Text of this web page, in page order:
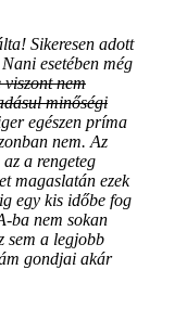
Sikeresen adott
esetében még
viszont nem
minőségi
egészen príma
nem. Az
a rengeteg
magaslatán ezek
egy kis időbe fog
ba nem sokan
sem a legjobb
gondjai akár